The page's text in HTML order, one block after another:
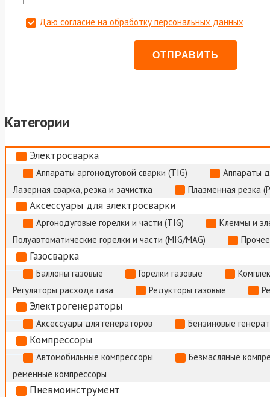
Даю согласие на обработку персональных данных
Категории
Электросварка
Аппараты аргонодуговой сварки (TIG)
Аппараты
Лазерная сварка, резка и зачистка
Плазменная резка
Аксессуары для электросварки
Аргонодуговые горелки и части (TIG)
Клеммы и
Полуавтоматические горелки и части (MIG/MAG)
Газосварка
Баллоны газовые Горелки газовые
Регуляторы расхода газа
Редукторы газовые
Электрогенераторы
Аксессуары для генераторов Бензиновые
Компрессоры
Автомобильные компрессоры
Безмасляные
ременные компрессоры
Пневмоинструмент